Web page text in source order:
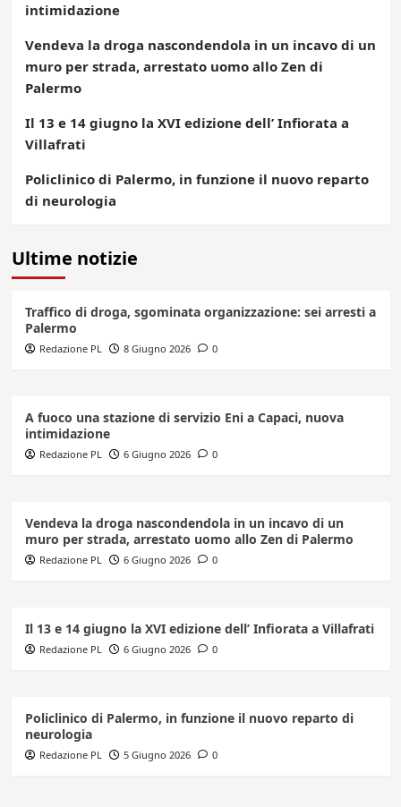
intimidazione
Vendeva la droga nascondendola in un incavo di un
muro per strada, arrestato uomo allo Zen di
Palermo
Il 13 e 14 giugno la XVI edizione dell’ Infiorata a
Villafrati
Policlinico di Palermo, in funzione il nuovo reparto
di neurologia
Ultime notizie
Traffico di droga, sgominata organizzazione: sei arresti a
Palermo
Redazione PL 8 Giugno 2026 0
A fuoco una stazione di servizio Eni a Capaci, nuova
intimidazione
Redazione PL 6 Giugno 2026 0
Vendeva la droga nascondendola in un incavo di un
muro per strada, arrestato uomo allo Zen di Palermo
Redazione PL 6 Giugno 2026 0
Il 13 e 14 giugno la XVI edizione dell’ Infiorata a Villafrati
Redazione PL 6 Giugno 2026 0
Policlinico di Palermo, in funzione il nuovo reparto di
neurologia
Redazione PL 5 Giugno 2026 0